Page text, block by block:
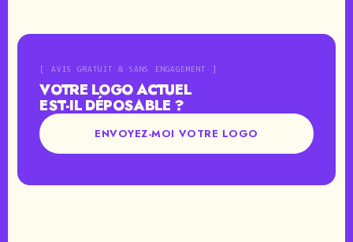
[ AVIS GRATUIT & SANS ENGAGEMENT ]
VOTRE LOGO ACTUEL
EST-IL DÉPOSABLE ?
ENVOYEZ-MOI VOTRE LOGO